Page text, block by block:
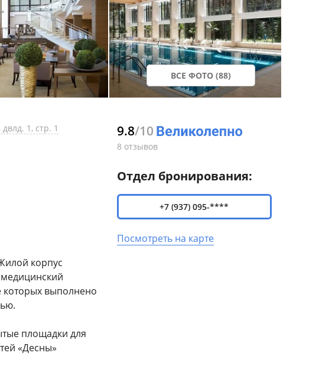
ВСЕ ФОТО (88)
1, стр. 1
корпус
которых выполнено
площадки для
«Десны»
9.8/10
8 отзывов
Отдел бронирования:
+7 (937) 095-****
Посмотреть на карте